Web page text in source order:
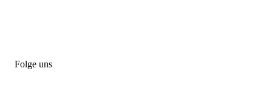
Folge uns